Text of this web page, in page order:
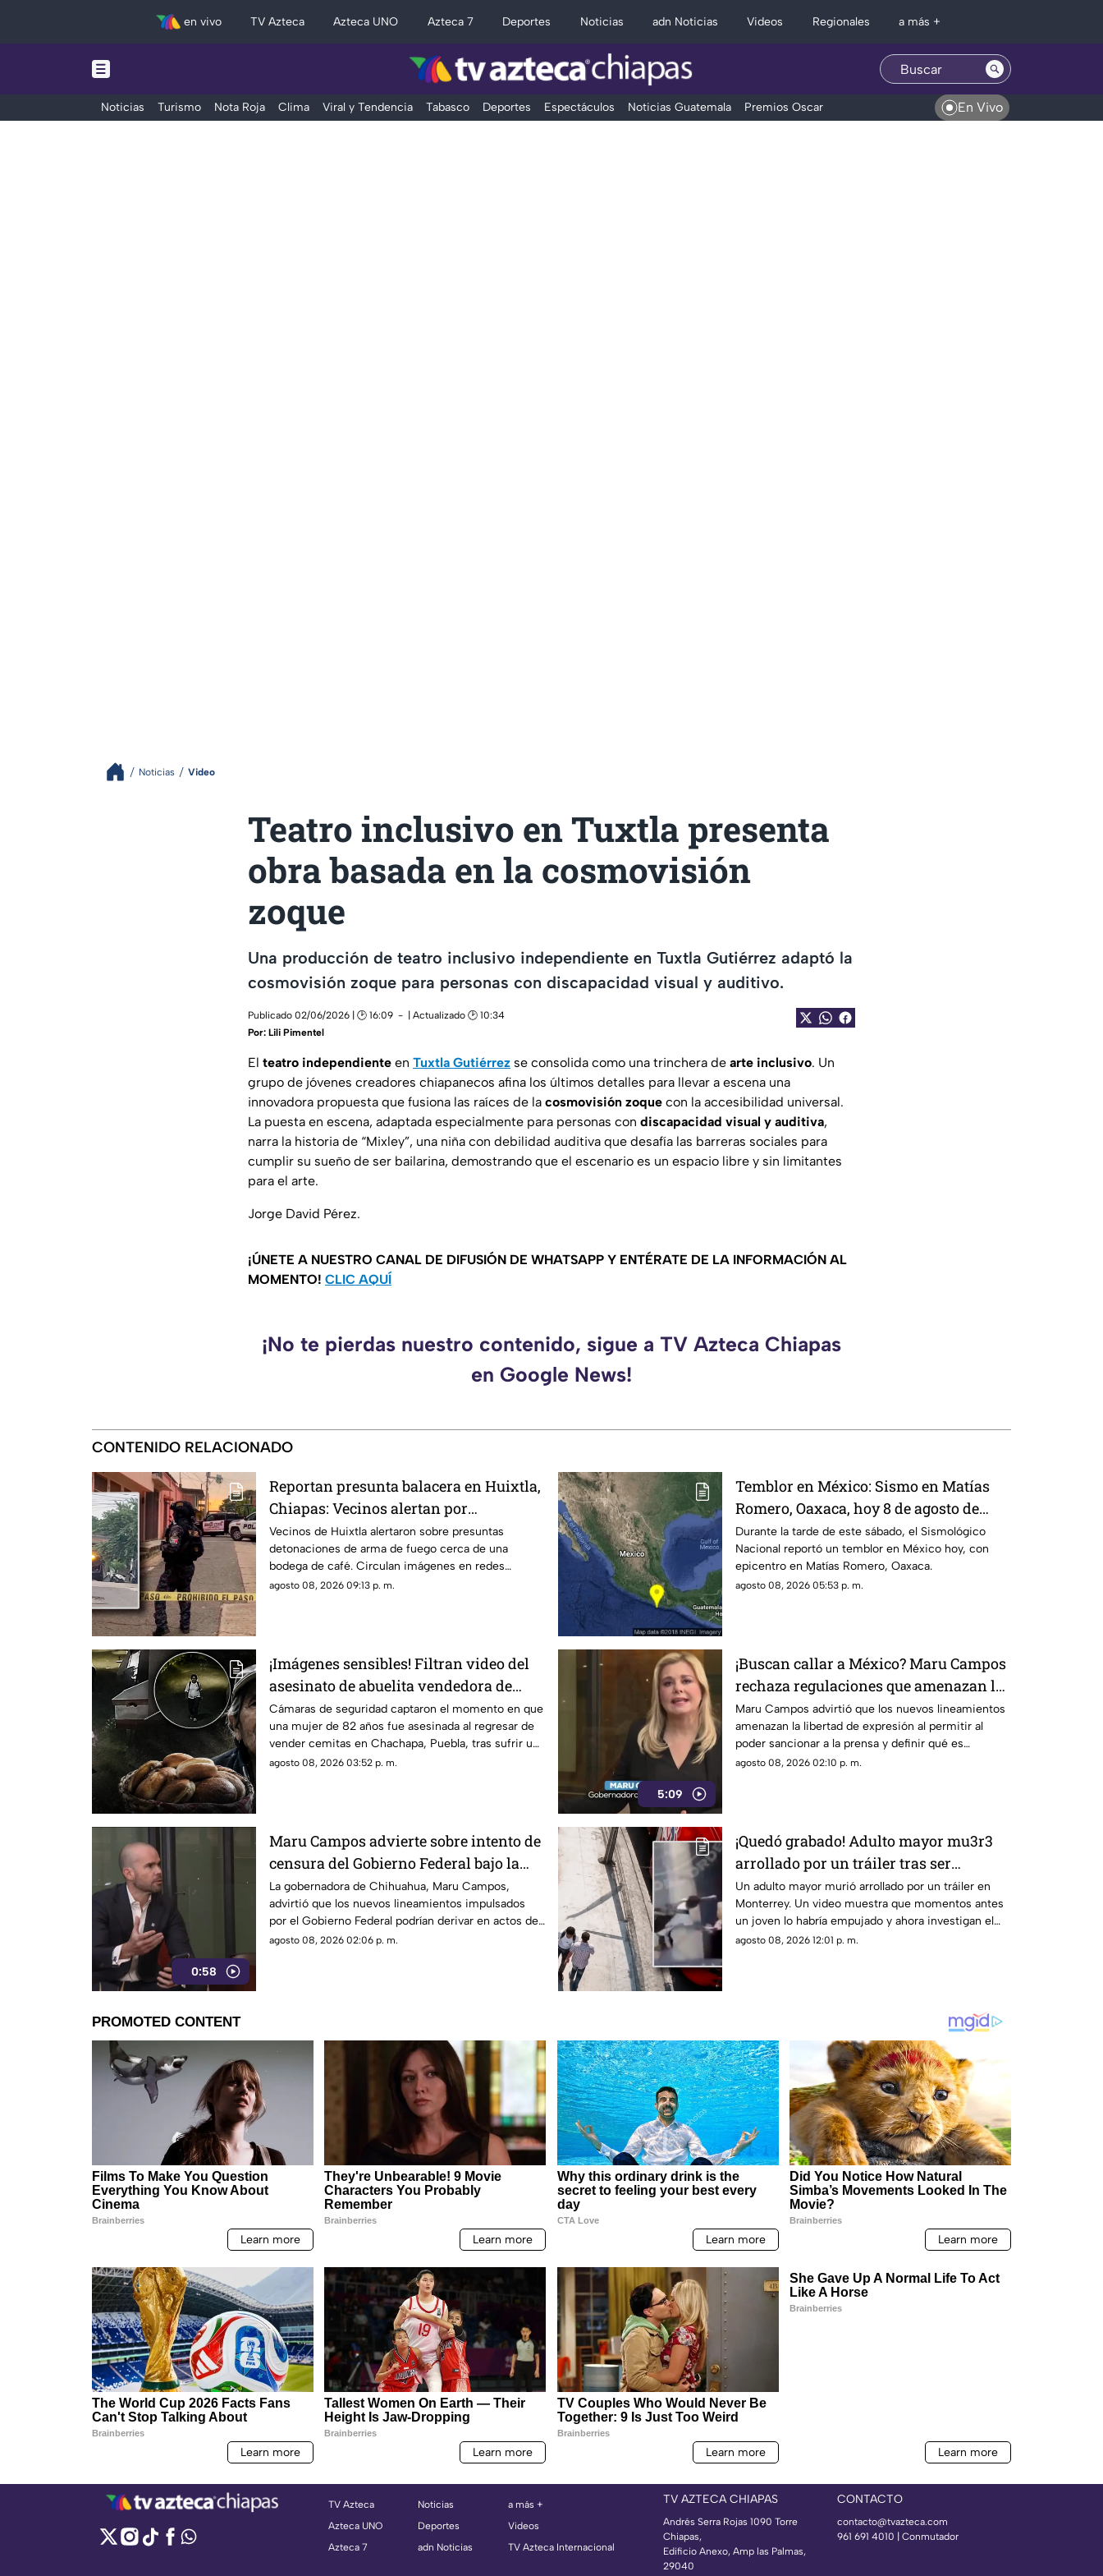
en vivo TV Azteca Azteca UNO Azteca 7 Deportes Noticias adn Noticias Videos Regionales a más +
Noticias Turismo Nota Roja Clima Viral y Tendencia Tabasco Deportes Espectáculos Noticias Guatemala Premios Oscar En Vivo
Noticias Video
Teatro inclusivo en Tuxtla presenta
obra basada en la cosmovisión
zoque
Una producción de teatro inclusivo independiente en Tuxtla Gutiérrez adaptó la
cosmovisión zoque para personas con discapacidad visual y auditivo.
Publicado 02/06/2026 | 🕑 16:09
| Actualizado 🕑 10:34
Por: Lili Pimentel
El teatro independiente en Tuxtla Gutiérrez se consolida como una trinchera de arte inclusivo. Un
grupo de jóvenes creadores chiapanecos afina los últimos detalles para llevar a escena una
innovadora propuesta que fusiona las raíces de la cosmovisión zoque con la accesibilidad universal.
La puesta en escena, adaptada especialmente para personas con discapacidad visual y auditiva,
narra la historia de “Mixley”, una niña con debilidad auditiva que desafía las barreras sociales para
cumplir su sueño de ser bailarina, demostrando que el escenario es un espacio libre y sin limitantes
para el arte.
Jorge David Pérez.
¡ÚNETE A NUESTRO CANAL DE DIFUSIÓN DE WHATSAPP Y ENTÉRATE DE LA INFORMACIÓN AL
MOMENTO! CLIC AQUÍ
¡No te pierdas nuestro contenido, sigue a TV Azteca Chiapas
en Google News!
CONTENIDO RELACIONADO
Reportan presunta balacera en Huixtla,
Chiapas: Vecinos alertan por
detonaciones de fuego
Vecinos de Huixtla alertaron sobre presuntas
detonaciones de arma de fuego cerca de una
bodega de café. Circulan imágenes en redes
sociales; autoridades no han confirmado.
agosto 08, 2026 09:13 p. m.
Temblor en México: Sismo en Matías
Romero, Oaxaca, hoy 8 de agosto de
2026
Durante la tarde de este sábado, el Sismológico
Nacional reportó un temblor en México hoy, con
epicentro en Matías Romero, Oaxaca.
agosto 08, 2026 05:53 p. m.
¡Imágenes sensibles! Filtran video del
asesinato de abuelita vendedora de
cemitas en Puebla: le robaron unos
pesos
Cámaras de seguridad captaron el momento en que
una mujer de 82 años fue asesinada al regresar de
vender cemitas en Chachapa, Puebla, tras sufrir un
asalto.
agosto 08, 2026 03:52 p. m.
5:09
¡Buscan callar a México? Maru Campos
rechaza regulaciones que amenazan la
libertad de expresión y sancionan a la
prensa
Maru Campos advirtió que los nuevos lineamientos
amenazan la libertad de expresión al permitir al
poder sancionar a la prensa y definir qué es
información u opinión.
agosto 08, 2026 02:10 p. m.
0:58
Maru Campos advierte sobre intento de
censura del Gobierno Federal bajo la
nueva ley que controla a los medios
La gobernadora de Chihuahua, Maru Campos,
advirtió que los nuevos lineamientos impulsados
por el Gobierno Federal podrían derivar en actos de
censura e influir en la libertad de expresión.
agosto 08, 2026 02:06 p. m.
¡Quedó grabado! Adulto mayor mu3r3
arrollado por un tráiler tras ser
empujado en Monterrey
Un adulto mayor murió arrollado por un tráiler en
Monterrey. Un video muestra que momentos antes
un joven lo habría empujado y ahora investigan el
caso.
agosto 08, 2026 12:01 p. m.
TV Azteca
Azteca UNO
Azteca 7
Noticias
Deportes
adn Noticias
a más +
Videos
TV Azteca Internacional
TV AZTECA CHIAPAS
Andrés Serra Rojas 1090 Torre
Chiapas,
Edificio Anexo, Amp las Palmas,
29040
CONTACTO
contacto@tvazteca.com
961 691 4010 | Conmutador